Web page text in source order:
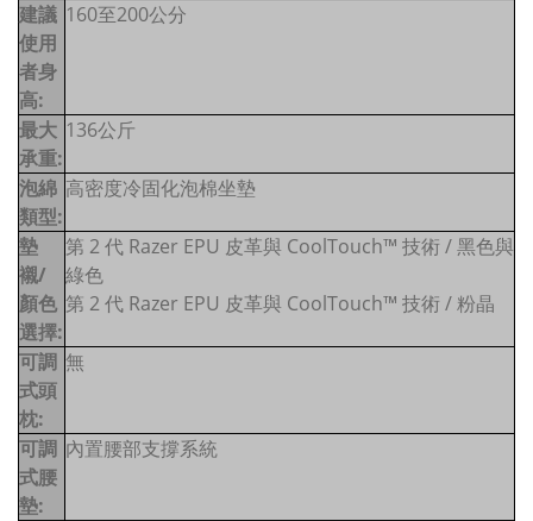
建議
使用
者身
高:
160至200公分
最大
承重:
136公斤
泡綿
類型:
高密度冷固化泡棉坐墊
墊
襯/
顏色
選擇:
第 2 代 Razer EPU 皮革與 CoolTouch™ 技術 / 黑色與
綠色
第 2 代 Razer EPU 皮革與 CoolTouch™ 技術 / 粉晶
可調
式頭
枕:
無
可調
式腰
墊:
內置腰部支撐系統